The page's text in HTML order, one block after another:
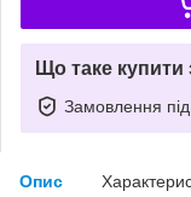
Що таке
Замовлення
Опис